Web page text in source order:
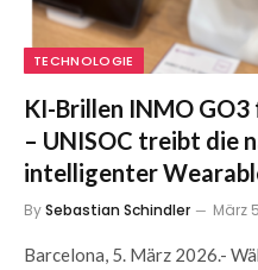
TECHNOLOGIE
KI-Brillen INMO
– UNISOC treibt die
intelligenter
BySebastian Schindler März
Barcelona, 5. März 2026.-